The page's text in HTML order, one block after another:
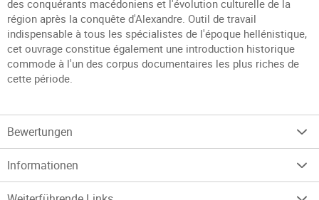
des conquérants macédoniens et l'évolution culturelle de la
région après la conquête d'Alexandre. Outil de travail
indispensable à tous les spécialistes de l'époque hellénistique,
cet ouvrage constitue également une introduction historique
commode à l'un des corpus documentaires les plus riches de
cette période.
Bewertungen
Informationen